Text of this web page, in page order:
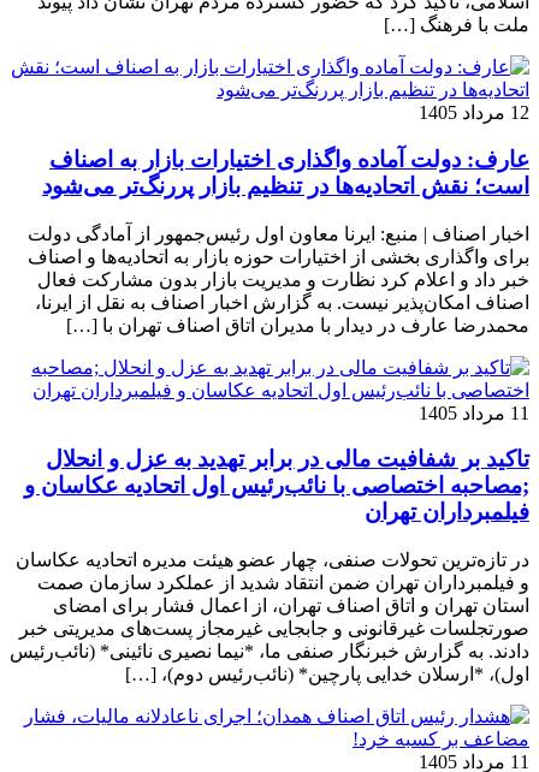
ملت با فرهنگ […]
12 مرداد 1405
عارف: دولت آماده واگذاری اختیارات بازار به اصناف
است؛ نقش اتحادیه‌ها در تنظیم بازار پررنگ‌تر می‌شود
اخبار اصناف | منبع: ایرنا معاون اول رئیس‌جمهور از آمادگی دولت
برای واگذاری بخشی از اختیارات حوزه بازار به اتحادیه‌ها و اصناف
خبر داد و اعلام کرد نظارت و مدیریت بازار بدون مشارکت فعال
اصناف امکان‌پذیر نیست. به گزارش اخبار اصناف به نقل از ایرنا،
محمدرضا عارف در دیدار با مدیران اتاق اصناف تهران با […]
11 مرداد 1405
تاکید بر شفافیت مالی در برابر تهدید به عزل و انحلال
;مصاحبه اختصاصی با نائب‌رئیس اول اتحادیه عکاسان و
فیلمبرداران تهران
در تازه‌ترین تحولات صنفی، چهار عضو هیئت مدیره اتحادیه عکاسان
و فیلمبرداران تهران ضمن انتقاد شدید از عملکرد سازمان صمت
استان تهران و اتاق اصناف تهران، از اعمال فشار برای امضای
صورتجلسات غیرقانونی و جابجایی غیرمجاز پست‌های مدیریتی خبر
دادند. به گزارش خبرنگار صنفی ما، *نیما نصیری نائینی* (نائب‌رئیس
اول)، *ارسلان خدایی پارچین* (نائب‌رئیس دوم)، […]
11 مرداد 1405